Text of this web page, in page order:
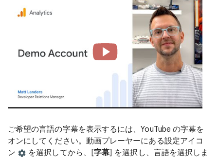
ご希望の言語の字幕を表示するには、YouTube の字幕を
オンにしてください。動画プレーヤーにある設定アイコ
ン
を選択してから、[字幕] を選択し、言語を選択しま